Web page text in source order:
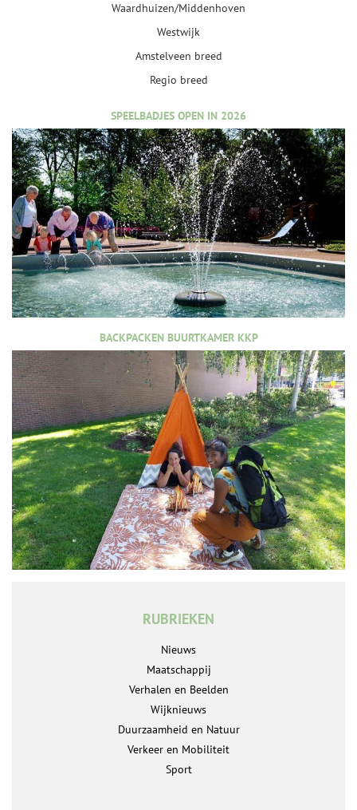
Waardhuizen/Middenhoven
Westwijk
Amstelveen breed
Regio breed
SPEELBADJES OPEN IN 2026
BACKPACKEN BUURTKAMER KKP
RUBRIEKEN
Nieuws
Maatschappij
Verhalen en Beelden
Wijknieuws
Duurzaamheid en Natuur
Verkeer en Mobiliteit
Sport